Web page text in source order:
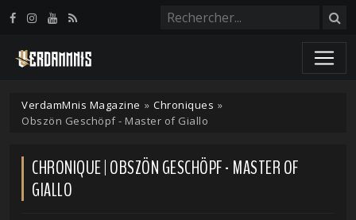
VerdamMnis Magazine » Chroniques »
Obszön Geschöpf - Master of Giallo
CHRONIQUE | OBSZÖN GESCHÖPF - MASTER OF
GIALLO
Panneau de gestion des cookies